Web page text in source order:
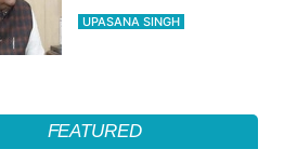
कुमार चौधरी और संजय सिंह
UPASANA SINGH
FEATURED